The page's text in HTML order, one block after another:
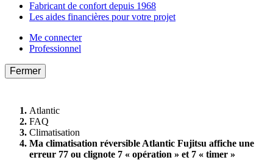
Fabricant de confort depuis 1968
Les aides financières pour votre projet
Me connecter
Professionnel
Fermer
Atlantic
FAQ
Climatisation
Ma climatisation réversible Atlantic Fujitsu affiche une
erreur 77 ou clignote 7 « opération » et 7 « timer »